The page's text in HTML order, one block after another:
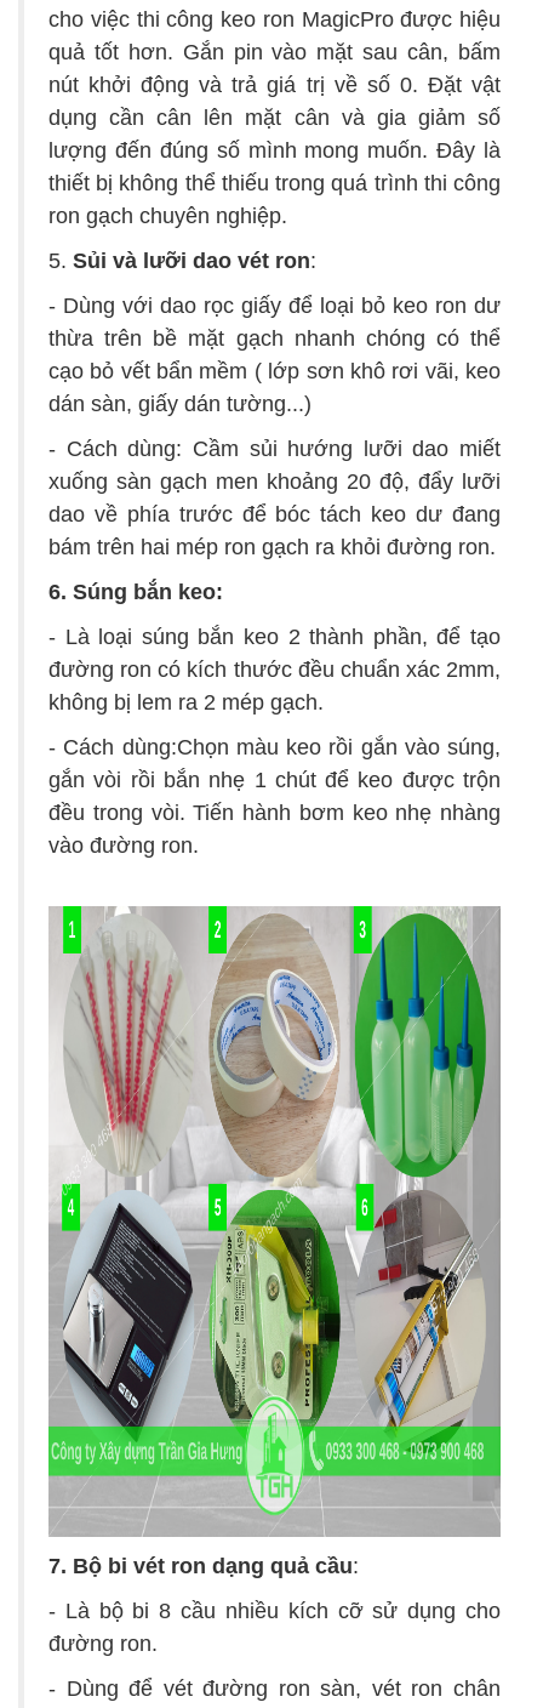
cho việc thi công keo ron MagicPro được hiệu
quả tốt hơn. Gắn pin vào mặt sau cân, bấm
nút khởi động và trả giá trị về số 0. Đặt vật
dụng cần cân lên mặt cân và gia giảm số
lượng đến đúng số mình mong muốn. Đây là
thiết bị không thể thiếu trong quá trình thi công
ron gạch chuyên nghiệp.
5. Sủi và lưỡi dao vét ron:
- Dùng với dao rọc giấy để loại bỏ keo ron dư
thừa trên bề mặt gạch nhanh chóng có thể
cạo bỏ vết bẩn mềm ( lớp sơn khô rơi vãi, keo
dán sàn, giấy dán tường...)
- Cách dùng: Cầm sủi hướng lưỡi dao miết
xuống sàn gạch men khoảng 20 độ, đẩy lưỡi
dao về phía trước để bóc tách keo dư đang
bám trên hai mép ron gạch ra khỏi đường ron.
6. Súng bắn keo:
- Là loại súng bắn keo 2 thành phần, để tạo
đường ron có kích thước đều chuẩn xác 2mm,
không bị lem ra 2 mép gạch.
- Cách dùng:Chọn màu keo rồi gắn vào súng,
gắn vòi rồi bắn nhẹ 1 chút để keo được trộn
đều trong vòi. Tiến hành bơm keo nhẹ nhàng
vào đường ron.
7. Bộ bi vét ron dạng quả cầu:
- Là bộ bi 8 cầu nhiều kích cỡ sử dụng cho
đường ron.
- Dùng để vét đường ron sàn, vét ron chân